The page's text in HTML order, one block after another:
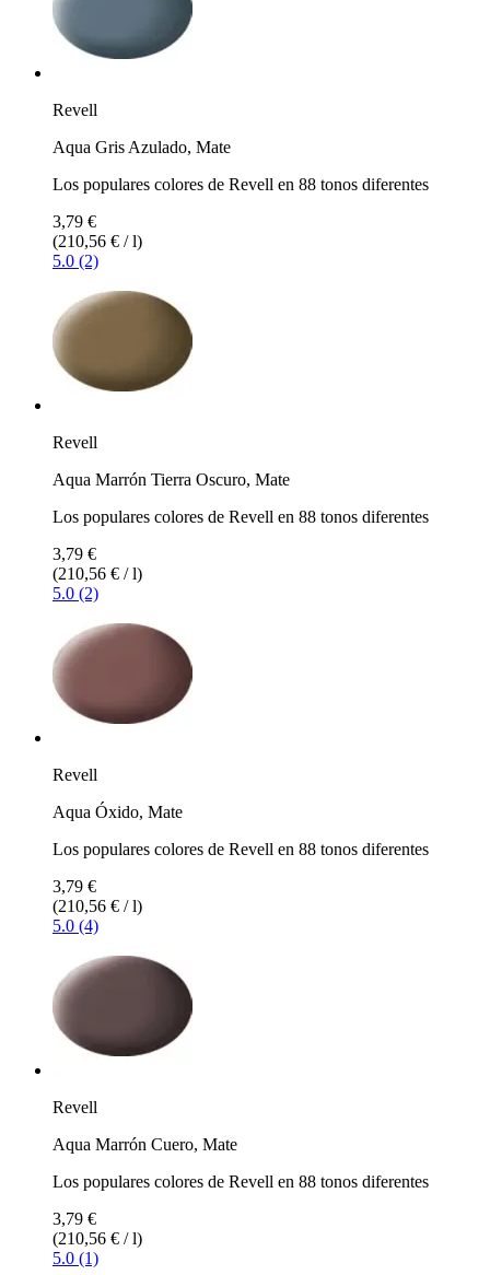
Revell
Aqua Gris Azulado, Mate
Los populares colores de Revell en 88 tonos diferentes
3,79 €
(210,56 € / l)
5.0 (2)
Revell
Aqua Marrón Tierra Oscuro, Mate
Los populares colores de Revell en 88 tonos diferentes
3,79 €
(210,56 € / l)
5.0 (2)
Revell
Aqua Óxido, Mate
Los populares colores de Revell en 88 tonos diferentes
3,79 €
(210,56 € / l)
5.0 (4)
Revell
Aqua Marrón Cuero, Mate
Los populares colores de Revell en 88 tonos diferentes
3,79 €
(210,56 € / l)
5.0 (1)